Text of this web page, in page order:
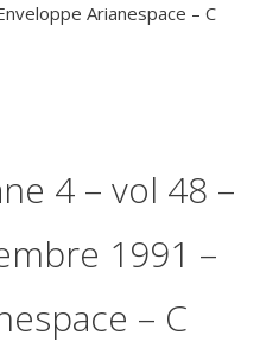
Arianespace – C
4 – vol 48 –
1991 –
– C